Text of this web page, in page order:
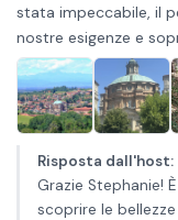
stata impeccabile, il
nostre esigenze e
Risposta dall'host:
Grazie Stephanie!
scoprire le